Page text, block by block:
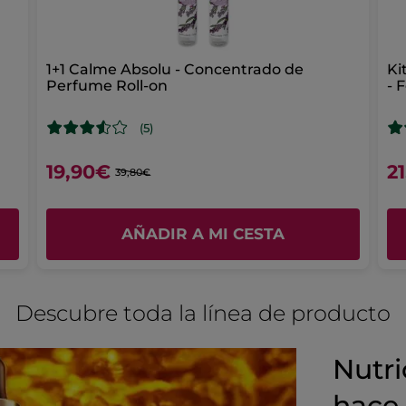
JUGLANS REGIA (WALNUT) SEED OIL
GOSSYPIUM
ETHYLENEDIAMINE DISUCCINATE
(EVENING PRIMROSE) SEED EXTRACT
SATIVA SEED OIL ARGANIA SPINOSA KERNEL OIL
1+1 Calme Absolu - Concentrado de
Perfume Roll-on
(5)
19,90€ 39,80€
AÑADIR A MI CESTA
-
Descubre toda la línea de producto